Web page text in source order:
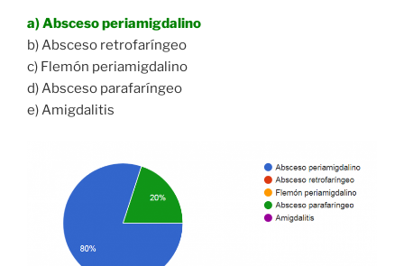
a) Absceso periamigdalino
b) Absceso retrofaríngeo
c) Flemón periamigdalino
d) Absceso parafaríngeo
e) Amigdalitis